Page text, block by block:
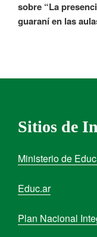
sobre “La
guaraní en las
Sitios de
Ministerio de
Educ.ar
Plan Nacional